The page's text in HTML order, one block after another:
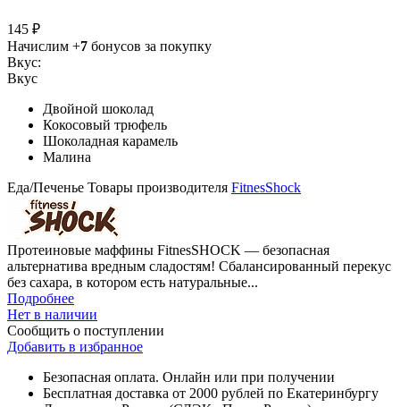
145 ₽
Начислим +7 бонусов за покупку
Вкус:
Вкус
Двойной шоколад
Кокосовый трюфель
Шоколадная карамель
Малина
Еда/Печенье Товары производителя FitnesShock
Протеиновые маффины FitnesSHOCK — безопасная
альтернатива вредным сладостям! Сбалансированный перекус
без сахара, в котором есть натуральные...
Подробнее
Нет в наличии
Сообщить о поступлении
Добавить в избранное
Безопасная оплата. Онлайн или при получении
Бесплатная доставка от 2000 рублей по Екатеринбургу